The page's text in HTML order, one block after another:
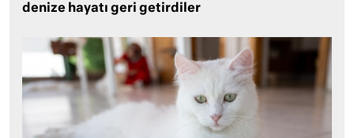
denize hayatı geri getirdiler